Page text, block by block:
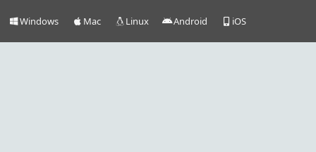
Windows Mac Linux Android iOS